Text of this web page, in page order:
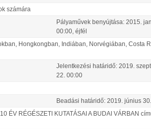
számára
Pályaművek benyújtása: 2015.
00:00 , éjfél
Hongkongban, Indiában, Norvégiában, Costa
Jelentkezési határidő: 2019.
22 00:00
Beadási határidő: 2019. június 30
ÉV RÉGÉSZETI KUTATÁSAI A BUDAI VÁRBAN